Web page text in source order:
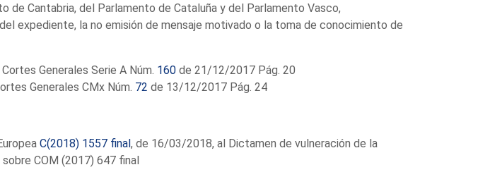
de Cantabria, del Parlamento de Cataluña y del Parlamento Vasco,
expediente, la no emisión de mensaje motivado o la toma de conocimiento de
Generales Serie A Núm. 160de 21/12/2017 Pág. 20
Generales CMx Núm. 72 de 13/12/2017 Pág. 24
C(2018) 1557 final, de 16/03/2018, al Dictamen de vulneración de la
COM (2017) 647 final